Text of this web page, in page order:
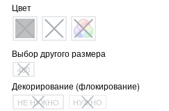
Цвет
Выбор другого размера
400
Декорирование (флокирование)
НЕ НУЖНО НУЖНО